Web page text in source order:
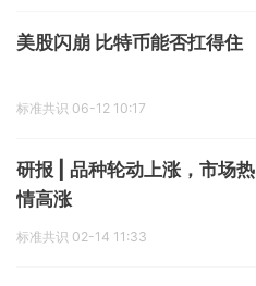
美股闪崩 比特币能否扛得住
标准共识 06-12 10:17
研报 | 品种轮动上涨，市场热
情高涨
标准共识 02-14 11:33